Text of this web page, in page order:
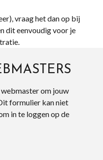
vraag het dan op bij
dit eenvoudig voor je
om jouw
formulier kan niet
in te loggen op de